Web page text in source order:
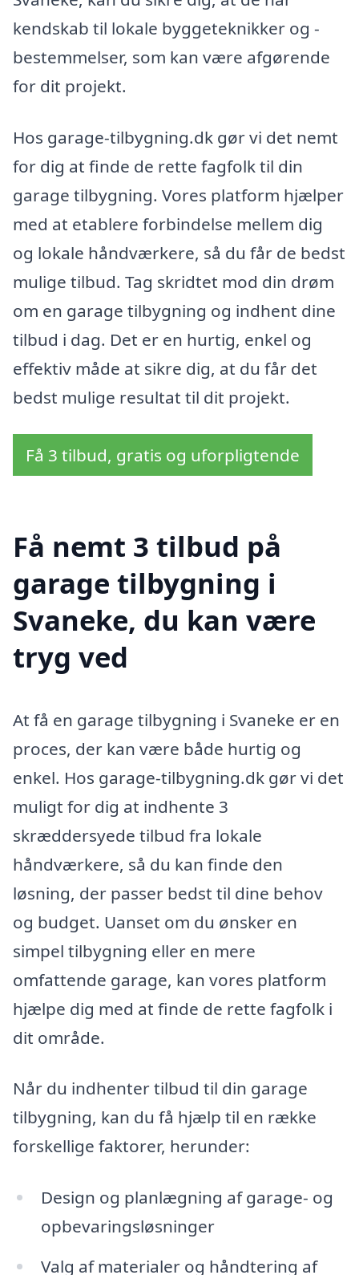
kendskab til lokale byggeteknikker og -
bestemmelser, som kan være afgørende
for dit projekt.
Hos garage-tilbygning.dk gør vi det nemt
for dig at finde de rette fagfolk til din
garage tilbygning. Vores platform hjælper
med at etablere forbindelse mellem dig
og lokale håndværkere, så du får de bedst
mulige tilbud. Tag skridtet mod din drøm
om en garage tilbygning og indhent dine
tilbud i dag. Det er en hurtig, enkel og
effektiv måde at sikre dig, at du får det
bedst mulige resultat til dit projekt.
Få 3 tilbud, gratis og uforpligtende
Få nemt 3 tilbud på
garage tilbygning i
Svaneke, du kan være
tryg ved
At få en garage tilbygning i Svaneke er en
proces, der kan være både hurtig og
enkel. Hos garage-tilbygning.dk gør vi det
muligt for dig at indhente 3
skræddersyede tilbud fra lokale
håndværkere, så du kan finde den
løsning, der passer bedst til dine behov
og budget. Uanset om du ønsker en
simpel tilbygning eller en mere
omfattende garage, kan vores platform
hjælpe dig med at finde de rette fagfolk i
dit område.
Når du indhenter tilbud til din garage
tilbygning, kan du få hjælp til en række
forskellige faktorer, herunder:
Design og planlægning af garage- og
opbevaringsløsninger
Valg af materialer og håndtering af